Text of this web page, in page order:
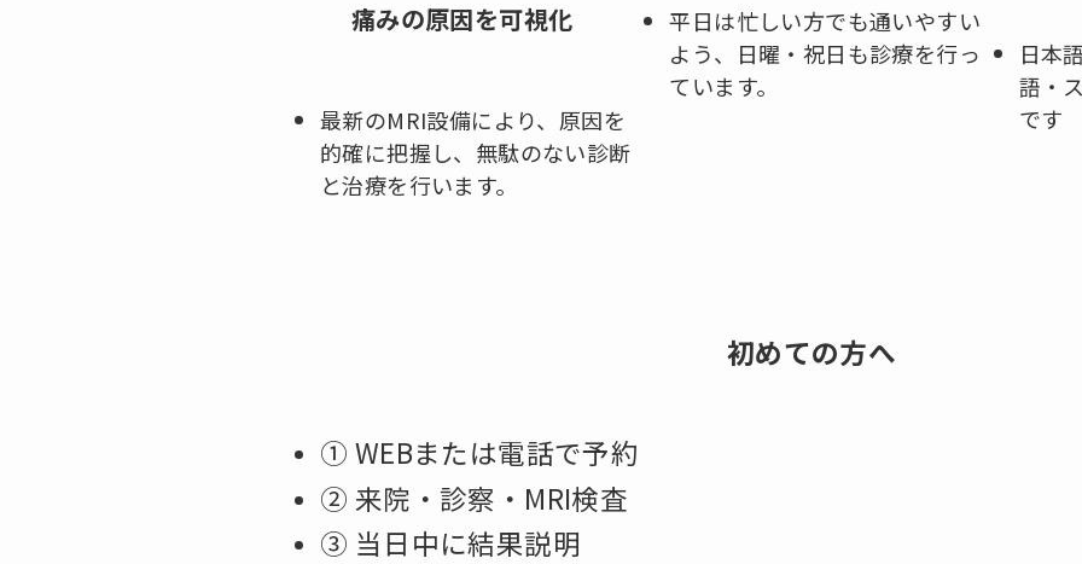
痛みの原因を可視化
最新のMRI設備により、原因を
的確に把握し、無駄のない診断
と治療を行います。
平日は忙しい方でも通いやすい
よう、日曜・祝日も診療を行っ
ています。
日本
語・
です
初めての方へ
① WEBまたは電話で予約
② 来院・診察・MRI検査
③ 当日中に結果説明